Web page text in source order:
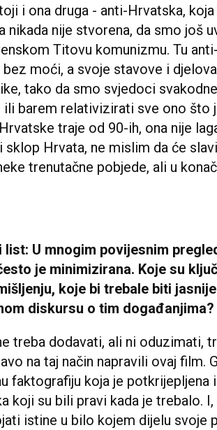
i ona druga - anti-Hrvatska,
nikada nije stvorena, da smo još
Titovu komunizmu. Tu
bez moći, a svoje stavove i
tako da smo svjedoci
barem relativizirati sve ono što
traje od 90-ih, ona nije
sklop Hrvata, ne mislim da će
trenutačne pobjede, ali u
list: U mnogim povijesnim
je minimizirana. Koje su
koje bi trebale biti
diskursu o tim događanjima?
treba dodavati, ali ni oduzimati,
na taj način napravili ovaj film.
faktografiju koja je potkrijepljena
koji su bili pravi kada je trebalo.
istine u bilo kojem dijelu svoje